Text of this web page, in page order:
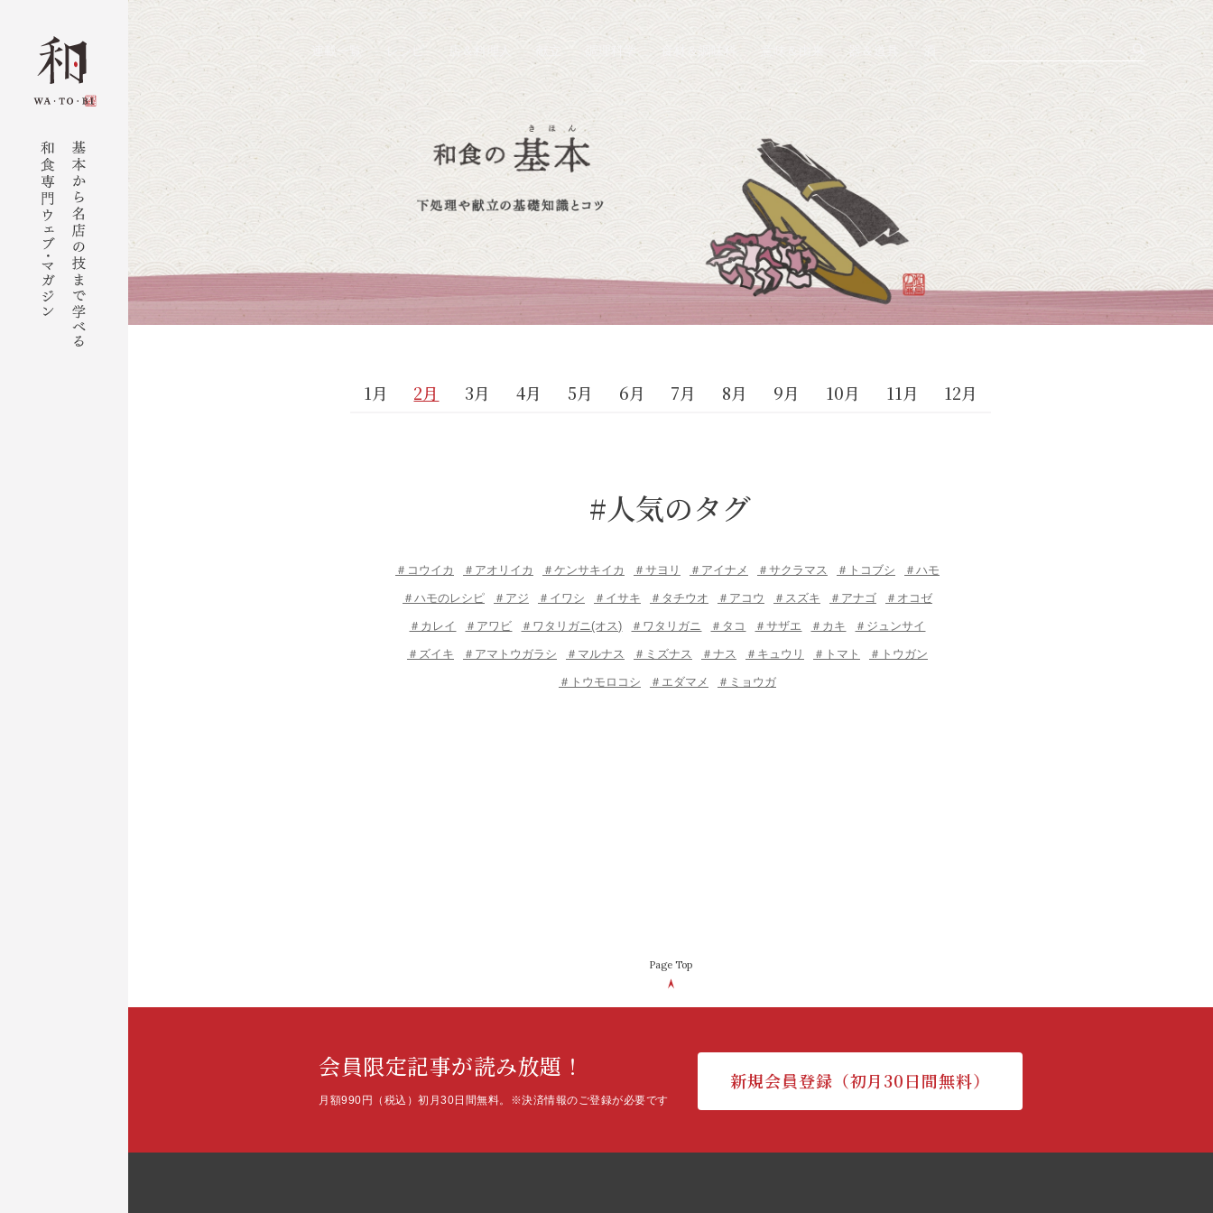
レシピ 献立 調理科学 食材＆調味料 器＆道具
1月 2月 3月 4月 5月 6月 7月 8月 9月 10月 11月 12月
#人気のタグ
＃コウイカ ＃アオリイカ ＃ケンサキイカ ＃サヨリ ＃アイナメ ＃サクラマス ＃トコブシ ＃ハモ
＃ハモのレシピ ＃アジ ＃イワシ ＃イサキ ＃タチウオ ＃アコウ ＃スズキ ＃アナゴ ＃オコゼ
＃カレイ ＃アワビ ＃ワタリガニ(オス) ＃ワタリガニ ＃タコ ＃サザエ ＃カキ ＃ジュンサイ
＃ズイキ ＃アマトウガラシ ＃マルナス ＃ミズナス ＃ナス ＃キュウリ ＃トマト ＃トウガン
＃トウモロコシ ＃エダマメ ＃ミョウガ
Page Top
会員限定記事が読み放題！
月額990円（税込）初月30日間無料。 ※決済情報のご登録が必要です
新規会員登録（初月30日間無料）